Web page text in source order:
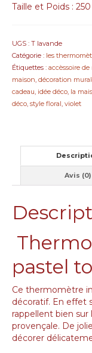
Taille et Poids :
UGS : T lavande
Catégorie : les
Étiquettes : accèssoire de
maison décoration
cadeau idée déco la
déco style floral violet
Avis (0)
pastel
Ce thermomètre
décoratif. En effet
rappellent bien
provençale. De
décorer